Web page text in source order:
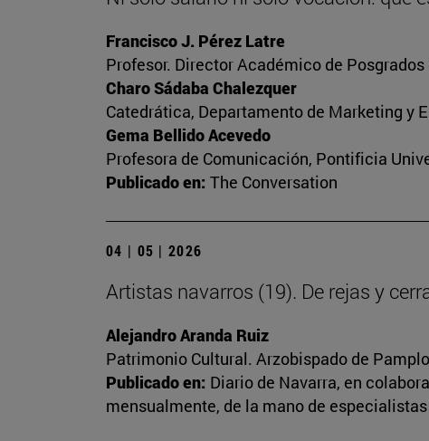
Francisco J. Pérez Latre
Profesor. Director Académico de
Charo Sádaba Chalezquer
Catedrática, Departamento de Marketing y
Gema Bellido Acevedo
Profesora de Comunicación, Pontificia
Publicado en: The Conversation
04 | 05 | 2026
Artistas navarros (19). De rejas y
Alejandro Aranda Ruiz
Patrimonio Cultural. Arzobispado de
Publicado en: Diario de Navarra, en
mensualmente, de la mano de